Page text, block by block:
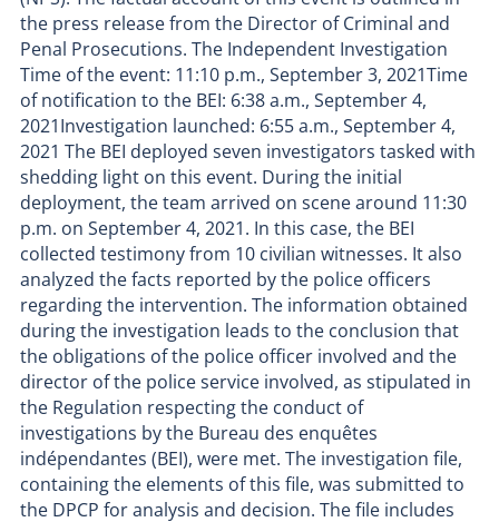
the press release from the Director of Criminal and
Penal Prosecutions. The Independent Investigation
Time of the event: 11:10 p.m., September 3, 2021Time
of notification to the BEI: 6:38 a.m., September 4,
2021Investigation launched: 6:55 a.m., September 4,
2021 The BEI deployed seven investigators tasked with
shedding light on this event. During the initial
deployment, the team arrived on scene around 11:30
p.m. on September 4, 2021. In this case, the BEI
collected testimony from 10 civilian witnesses. It also
analyzed the facts reported by the police officers
regarding the intervention. The information obtained
during the investigation leads to the conclusion that
the obligations of the police officer involved and the
director of the police service involved, as stipulated in
the Regulation respecting the conduct of
investigations by the Bureau des enquêtes
indépendantes (BEI), were met. The investigation file,
containing the elements of this file, was submitted to
the DPCP for analysis and decision. The file includes